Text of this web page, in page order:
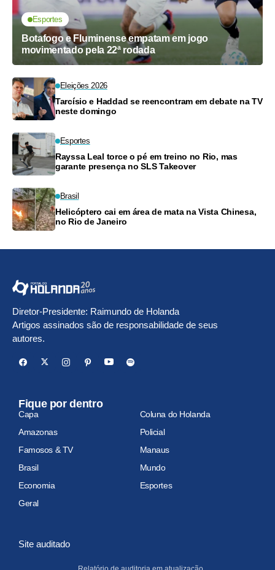
Esportes
Botafogo e Fluminense empatam em jogo
movimentado pela 22ª rodada
Eleições 2026
Tarcísio e Haddad se reencontram em debate na TV
neste domingo
Esportes
Rayssa Leal torce o pé em treino no Rio, mas
garante presença no SLS Takeover
Brasil
Helicóptero cai em área de mata na Vista Chinesa,
no Rio de Janeiro
Diretor-Presidente: Raimundo de Holanda
Artigos assinados são de responsabilidade de seus
autores.
Fique por dentro
Capa
Coluna do Holanda
Amazonas
Policial
Famosos & TV
Manaus
Brasil
Mundo
Economia
Esportes
Geral
Site auditado